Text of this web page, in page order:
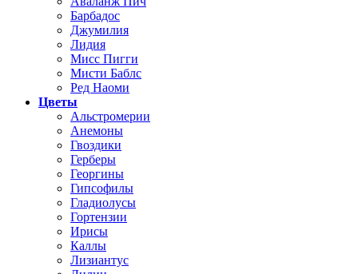
Барбадос
Джумилия
Лидия
Мисс Пигги
Мисти Баблс
Ред Наоми
Цветы
Альстромерии
Анемоны
Гвоздики
Герберы
Георгины
Гипсофилы
Гладиолусы
Гортензии
Ирисы
Каллы
Лизиантус